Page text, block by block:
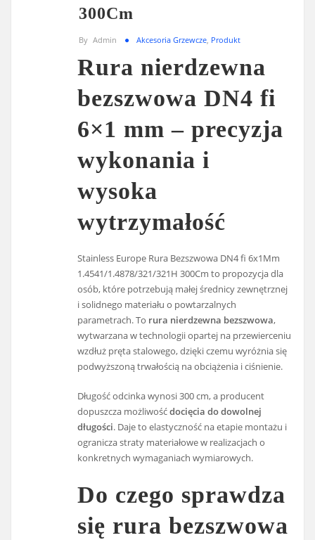
300Cm
By Admin Akcesoria Grzewcze Produkt
Rura nierdzewna
bezszwowa DN4 fi
6×1 mm – precyzja
wykonania i
wysoka
wytrzymałość
Stainless Europe Rura Bezszwowa DN4 fi 6x1Mm
1.4541/1.4878/321/321H 300Cm to propozycja dla
osób, które potrzebują małej średnicy zewnętrznej
i solidnego materiału o powtarzalnych
parametrach. To rura nierdzewna bezszwowa,
wytwarzana w technologii opartej na przewierceniu
wzdłuż pręta stalowego, dzięki czemu wyróżnia się
podwyższoną trwałością na obciążenia i ciśnienie.
Długość odcinka wynosi 300 cm, a producent
dopuszcza możliwośćdocięcia do dowolnej
długości. Daje to elastyczność na etapie montażu i
ogranicza straty materiałowe w realizacjach o
konkretnych wymaganiach wymiarowych.
Do czego sprawdza
się rura bezszwowa